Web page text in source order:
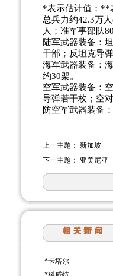
*表示估计值；**
总兵力约42.3万
人；准军事部队
陆军武器装备：
干部；反坦克导
海军武器装备：
约30架。
空军武器装备：
导弹若干枚；空
防空军武器装备
上一主题： 新加坡
下一主题：
亚美尼亚
*卡塔尔